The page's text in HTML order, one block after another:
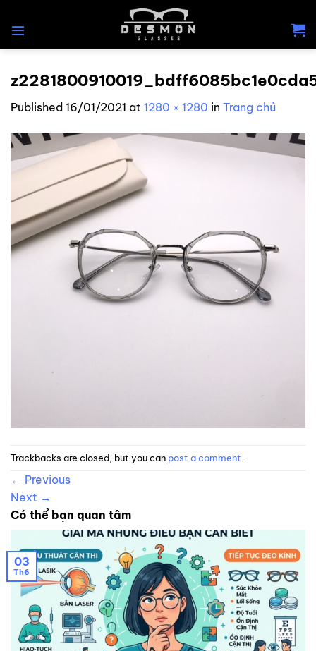
Published 16/01/2021 at 1280 × 1280 in Trang chủ
Trackbacks are closed, but you can post a comment
← Previous
Next →
Có thể bạn quan tâm
03
Th6